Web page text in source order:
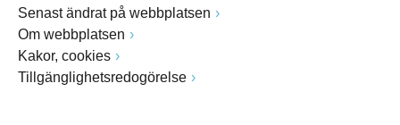
Senast ändrat på webbplatsen
Om webbplatsen
Kakor, cookies
Tillgänglighetsredogörelse